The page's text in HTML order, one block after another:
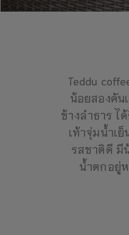
Teddu
น้อยสองคัน
ข้างลำธาร ไ
เท้าจุ่มน้ำเ
รสชาติดี มี
น้ำตกอยู่